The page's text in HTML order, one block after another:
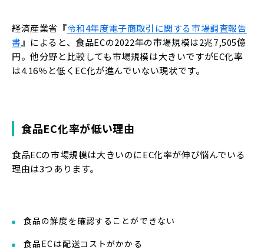
経済産業省『令和4年度電子商取引に関する市場調査報告
書』によると、食品ECの2022年の市場規模は2兆7,505億
円。他分野と比較しても市場規模は大きいですがEC化率
は4.16％と低くEC化が進んでいない現状です。
食品EC化率が低い理由
食品ECの市場規模は大きいのにEC化率が伸び悩んでいる
理由は3つあります。
食品の鮮度を確認することができない
食品ECは配送コストがかかる